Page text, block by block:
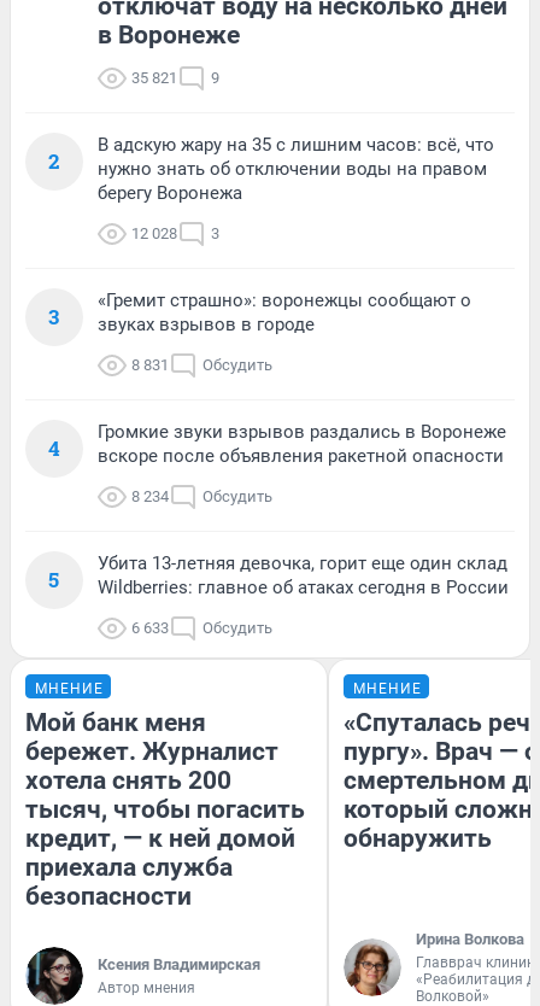
отключат воду на несколько дней
в Воронеже
35 821 9
2
В адскую жару на 35 с лишним часов: всё, что
нужно знать об отключении воды на правом
берегу Воронежа
12 028 3
3
«Гремит страшно»: воронежцы сообщают о
звуках взрывов в городе
8 831 Обсудить
4
Громкие звуки взрывов раздались в Воронеже
вскоре после объявления ракетной опасности
8 234 Обсудить
5
Убита 13-летняя девочка, горит еще один склад
Wildberries: главное об атаках сегодня в России
6 633 Обсудить
МНЕНИЕ
Мой банк меня
бережет. Журналист
хотела снять 200
тысяч, чтобы погасить
кредит, — к ней домой
приехала служба
безопасности
Ксения Владимирская
Автор мнения
МНЕНИЕ
«Спуталась
пургу». Врач — о
смертельном
который
обнаружить
Ирина Волкова
Главврач
«Реабилитация
Волковой»